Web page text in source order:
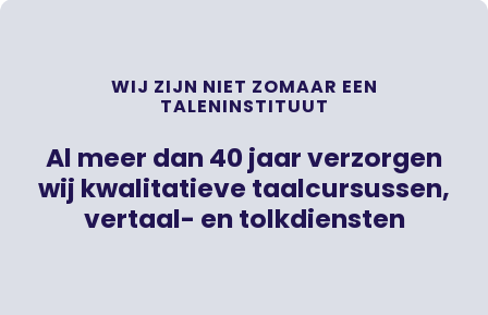
WIJ ZIJN NIET ZOMAAR EEN
TALENINSTITUUT
Al meer dan 40 jaar verzorgen
wij kwalitatieve taalcursussen,
vertaal- en tolkdiensten